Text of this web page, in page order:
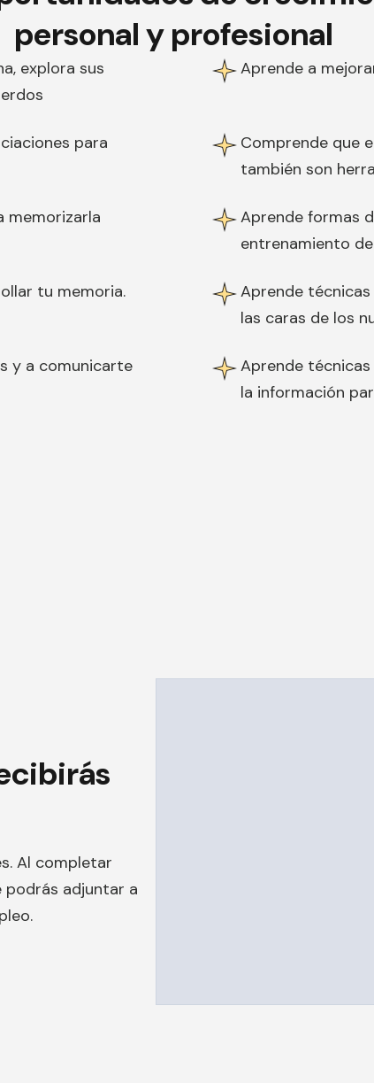
personal y profesional
explora sus
Aprende a
para
Comprende que
también son
memorizarla
Aprende formas
entrenamiento
tu memoria.
Aprende
las caras de los
y a comunicarte
Aprende
la información
Al completar
adjuntar a